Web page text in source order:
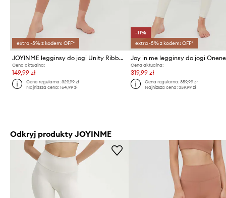
extra -5% z kodem: OFF*
JOYINME legginsy do jogi Unity Ribbed
Cena aktualna:
149,99 zł
Cena regularna:329,99 zł
Najniższa cena:164,99 zł
-11%
extra -5% z kodem: OFF*
Cena aktualna:
319,99 zł
Cena regularna: 359,99 zł
Najniższa cena: 359,99 zł
Odkryj produkty JOYINME